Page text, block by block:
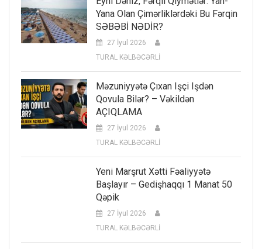
Yana Olan Çimərliklərdəki Bu Fərqin
SƏBƏBİ NƏDİR?
27 İyul 2026
TURAL KƏLBƏCƏRLİ
Məzuniyyətə Çıxan Işçi Işdən
Qovula Bilər? – Vəkildən
AÇIQLAMA
27 İyul 2026
TURAL KƏLBƏCƏRLİ
Yeni Marşrut Xətti Fəaliyyətə
Başlayır – Gedişhaqqı 1 Manat 50
Qəpik
27 İyul 2026
TURAL KƏLBƏCƏRLİ